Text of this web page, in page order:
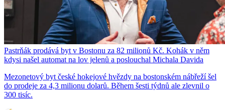
Pastrňák prodává byt v Bostonu za 82 milionů Kč. Kohák v něm
kdysi našel automat na lov jelenů a poslouchal Michala Davida
Mezonetový byt české hokejové hvězdy na bostonském nábřeží šel
do prodeje za 4,3 milionu dolarů. Během šesti týdnů ale zlevnil o
300 tisíc.